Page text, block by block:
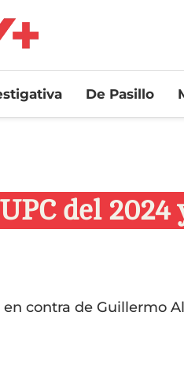
De Pasillo
del 2024
contra de Guillermo